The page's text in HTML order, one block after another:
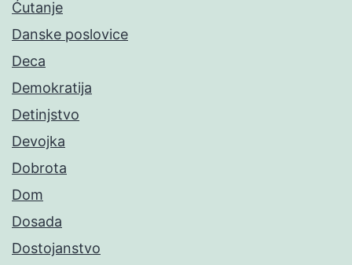
Ćutanje
Danske poslovice
Deca
Demokratija
Detinjstvo
Devojka
Dobrota
Dom
Dosada
Dostojanstvo